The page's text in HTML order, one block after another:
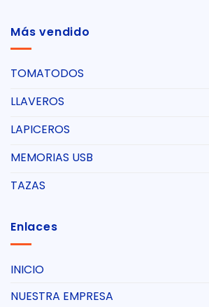
Más vendido
TOMATODOS
LLAVEROS
LAPICEROS
MEMORIAS USB
TAZAS
Enlaces
INICIO
NUESTRA EMPRESA